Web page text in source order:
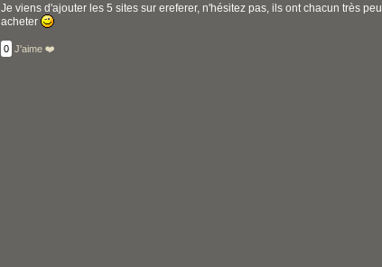
Je viens d'ajouter les 5 sites sur ereferer, n'hésitez pas, ils ont chacun très
acheter
0 J'aime ❤️